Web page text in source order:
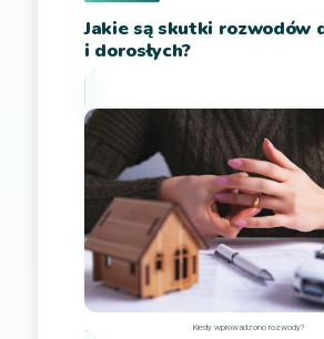
Jakie są skutki rozwodów
i dorosłych?
Kiedy wprowadzono rozwody?